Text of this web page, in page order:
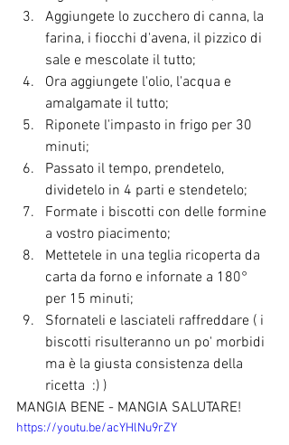
Aggiungete lo zucchero di canna, la
farina, i fiocchi d'avena, il pizzico di
sale e mescolate il tutto;
Ora aggiungete l'olio, l'acqua e
amalgamate il tutto;
Riponete l'impasto in frigo per 30
minuti;
Passato il tempo, prendetelo,
dividetelo in 4 parti e stendetelo;
Formate i biscotti con delle formine
a vostro piacimento;
Mettetele in una teglia ricoperta da
carta da forno e infornate a 180°
per 15 minuti;
Sfornateli e lasciateli raffreddare ( i
biscotti risulteranno un po' morbidi
ma è la giusta consistenza della
ricetta  :) )
MANGIA BENE - MANGIA SALUTARE!
https://youtu.be/acYHlNu9rZY